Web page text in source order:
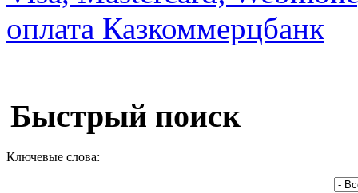
Быстрый поиск
Ключевые слова: